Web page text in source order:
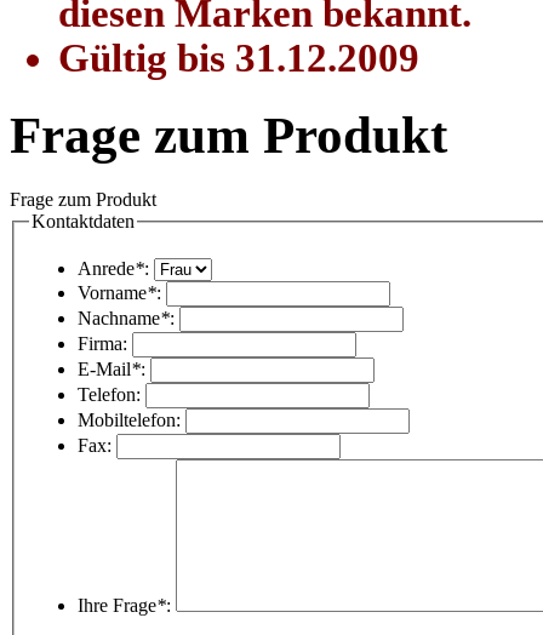
diesen Marken bekannt.
Gültig bis 31.12.2009
Frage zum Produkt
Frage zum Produkt
Kontaktdaten
Anrede*:
Vorname*:
Nachname*:
Firma:
E-Mail*:
Telefon:
Mobiltelefon:
Fax:
Ihre Frage*: